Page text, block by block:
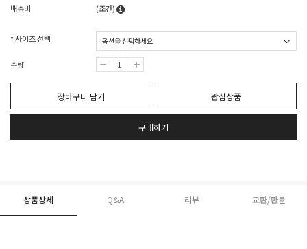
배송비
(조건)
* 사이즈 선택
수량
장바구니 담기 관심상품
구매하기
상품상세 Q&A 리뷰 교환/환불